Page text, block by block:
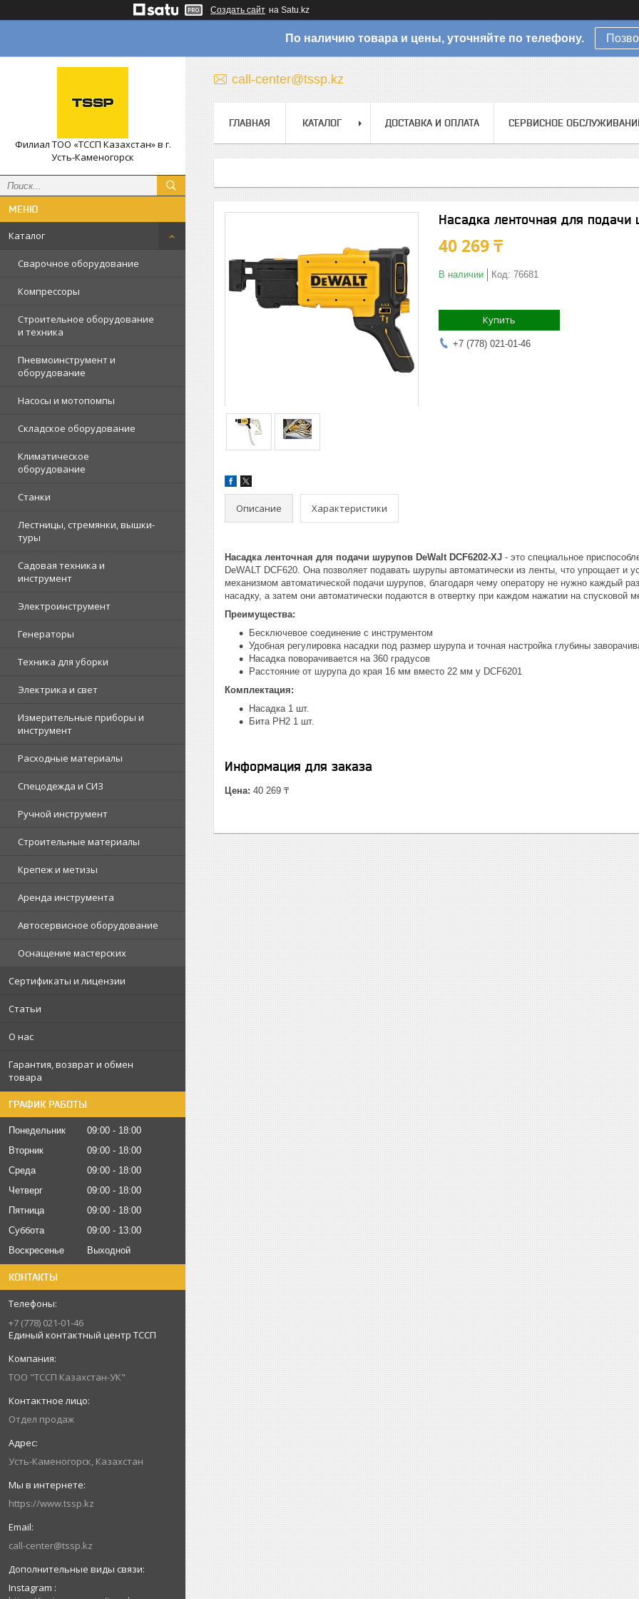
Создать сайт на Satu.kz
По наличию товара и цены, уточняйте по телефону.
Филиал ТОО «ТССП Казахстан» в г.
Усть-Каменогорск
Каталог
Сварочное оборудование
Компрессоры
Строительное оборудование
и техника
Пневмоинструмент и
оборудование
Насосы и мотопомпы
Складское оборудование
Климатическое
оборудование
Станки
Лестницы, стремянки, вышки-
туры
Садовая техника и
инструмент
Электроинструмент
Генераторы
Техника для уборки
Электрика и свет
Измерительные приборы и
инструмент
Расходные материалы
Спецодежда и СИЗ
Ручной инструмент
Строительные материалы
Крепеж и метизы
Аренда инструмента
Автосервисное оборудование
Оснащение мастерских
Сертификаты и лицензии
Статьи
О нас
Гарантия, возврат и обмен
товара
ГРАФИК РАБОТЫ
Понедельник 09:00
18:00
Вторник
09:00
18:00
Среда
09:00
18:00
Четверг
09:00
18:00
Пятница
09:00
18:00
Суббота
09:00
13:00
Воскресенье
Выходной
КОНТАКТЫ
+7 (778) 021-01-46
Единый контактный центр ТССП
ТОО "ТССП Казахстан-УК"
Отдел продаж
Усть-Каменогорск, Казахстан
https://www.tssp.kz
call-center@tssp.kz
Instagram
call-center@tssp.kz
ГЛАВНАЯ КАТАЛОГ ДОСТАВКА И ОПЛАТА СЕРВИСНОЕ
Насадка ленточная для подачи
40 269 ₸
В наличии Код: 76681
Купить
+7 (778) 021-01-46
Описание Характеристики
Насадка ленточная для подачи шурупов DeWalt DCF6202-XJ - это специальное
DeWALT DCF620. Она позволяет подавать шурупы автоматически из ленты, что упрощает и
механизмом автоматической подачи шурупов, благодаря чему оператору не нужно каждый
насадку, а затем они автоматически подаются в отвертку при каждом нажатии на спусковой
Преимущества:
Бесключевое соединение с инструментом
Удобная регулировка насадки под размер шурупа и точная настройка глубины
Насадка поворачивается на 360 градусов
Расстояние от шурупа до края 16 мм вместо 22 мм у DCF6201
Комплектация:
Насадка 1 шт.
Бита PH2 1 шт.
Информация для заказа
Цена: 40 269 ₸